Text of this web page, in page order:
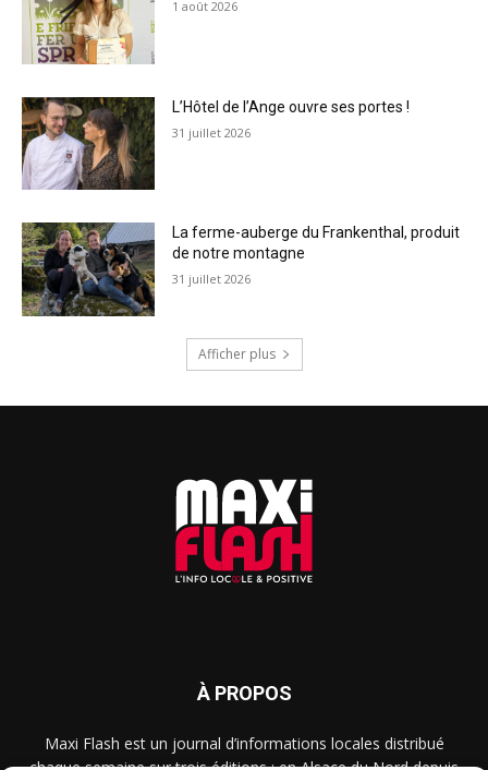
1 août 2026
L’Hôtel de l’Ange ouvre ses portes !
31 juillet 2026
La ferme-auberge du Frankenthal, produit
de notre montagne
31 juillet 2026
Afficher plus
À PROPOS
Maxi Flash est un journal d’informations locales distribué